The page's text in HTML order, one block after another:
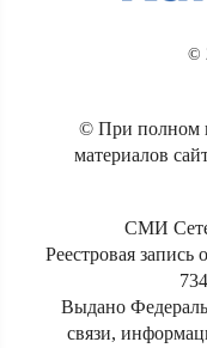
©
© При полном
материалов
СМИ
Реестровая
Выдано
связи,